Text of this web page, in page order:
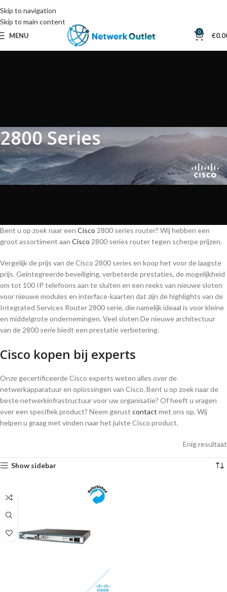
Skip to navigation
Skip to main content
MENU 0 €
2800 Series
Bent u op zoek naar een Cisco 2800 series router? Wij hebben een
groot assortiment aan Cisco 2800 series router tegen scherpe prijzen.
Vergelijk de prijs van de Cisco 2800 series en koop het voor de laagste
prijs. Geintegreerde beveiliging, verbeterde prestaties, de mogelijkheid
om tot 100 IP telefoons aan te sluiten en een reeks van nieuwe sloten
voor nieuwe modules en interface-kaarten dat zijn de highlights van de
Integrated Services Router 2800 serie, die namelijk ideaal is voor kleine
en middelgrote ondernemingen. Veel sloten De nieuwe architectuur
van de 2800 serie biedt een prestatie verbetering.
Cisco kopen bij experts
Onze gecertificeerde Cisco experts weten alles over de
netwerkapparatuur en oplossingen van Cisco. Bent u op zoek naar de
beste netwerkinfrastructuur voor uw organisatie? Of heeft u vragen
over een specifiek product? Neem gerust contact met ons op. Wij
helpen u graag met vinden naar het juiste Cisco product.
Enig resultaat
Show sidebar